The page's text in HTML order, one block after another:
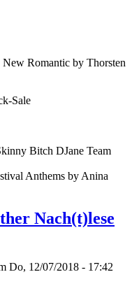
New Romantic by Thorsten
Sale
Bitch DJane Team
Anthems by Anina
Nach(t)lese
Do, 12/07/2018 - 17:42